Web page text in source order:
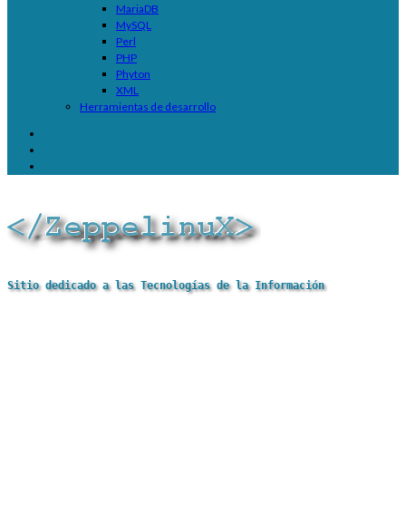
MariaDB
MySQL
Perl
PHP
Phyton
XML
Herramientas de desarrollo
Sitio dedicado a las Tecnologías de la Información